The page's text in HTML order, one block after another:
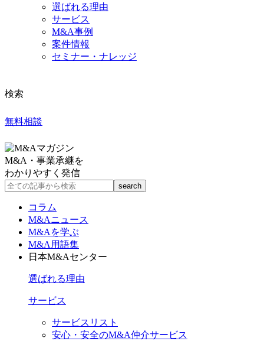
選ばれる理由
サービス
M&A事例
案件情報
セミナー・ナレッジ
検索
無料相談
M&A・事業承継を
わかりやすく発信
コラム
M&Aニュース
M&Aを学ぶ
M&A用語集
日本M&Aセンター
選ばれる理由
サービス
サービスリスト
安心・安全のM&A仲介サービス